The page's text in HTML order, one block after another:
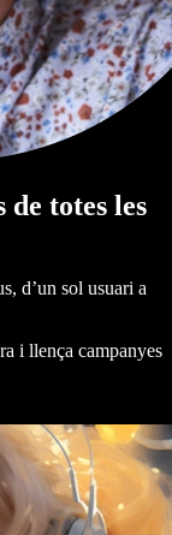
de totes les
d’un sol usuari a
i llença campanyes